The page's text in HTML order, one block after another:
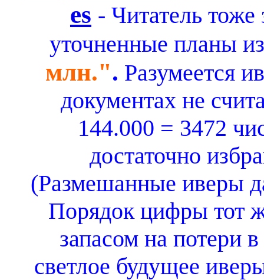
es - Читатель
уточненные планы
млн.". Разумеется
документах не
144.000 = 3472
достаточно
(Размешанные иверы
Порядок цифры тот
запасом на потери
светлое будущее